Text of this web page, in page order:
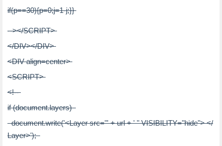
if(p==30){p=0;j=1-j;}}
--></SCRIPT>
</DIV></DIV>
<DIV align=center>
<SCRIPT>
<!--
if (document.layers)
document.write('<Layer src="' + url + ' " VISIBILITY="hide"> </
Layer>');